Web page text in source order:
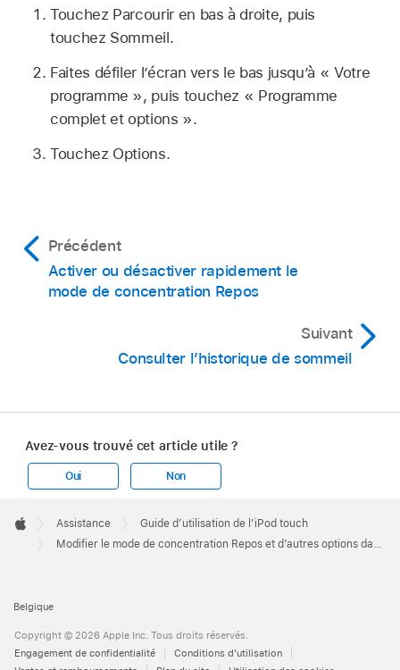
Touchez Parcourir en bas à droite, puis
touchez Sommeil.
Faites défiler l’écran vers le bas jusqu’à « Votre
programme », puis touchez « Programme
complet et options ».
Touchez Options.
Précédent
Activer ou désactiver rapidement le
mode de concentration Repos
Suivant
Consulter l’historique de sommeil
Avez-vous trouvé cet article utile ?
Oui Non
Footer

Apple
Assistance
Guide d’utilisation de l’iPod touch
Modifier le mode de concentration Repos et d’autres options dans Santé sur l’iPod touch
Belgique
Copyright © 2026 Apple Inc. Tous droits réservés.
Engagement de confidentialité
Conditions d’utilisation